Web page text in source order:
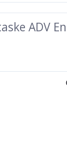
ADV